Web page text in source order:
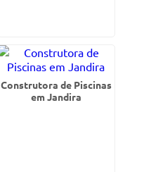
Construtora de Piscinas
em Jandira